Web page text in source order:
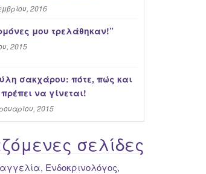
2016
μου τρελάθηκαν!”
2015
σακχάρου: πότε, πώς και
πρέπει να γίνεται!
2015
σελίδες
Ενδοκρινολόγος,